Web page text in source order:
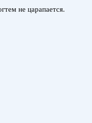
не царапается.